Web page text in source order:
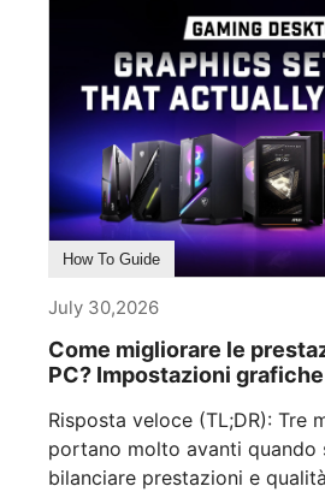
How To Guide
July 30,2026
Come migliorare le
PC? Impostazioni
Risposta veloce (TL;DR): Tre
portano molto avanti quando
bilanciare prestazioni e